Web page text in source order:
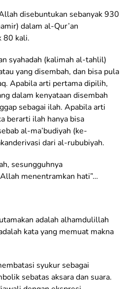
disebuntukan sebanyak 930
dalam al-Qur’an
80 kali.
syahadah (kalimah al-tahlil)
yang disembah, dan bisa pula
Apabila arti pertama dipilih,
dalam kenyataan disembah
sebagai ilah. Apabila arti
berarti ilah hanya bisa
al-ma’budiyah (ke-
dari al-rububiyah.
sesungguhnya
menentramkan hati”…
adalah alhamdulillah
kata yang memuat makna
syukur sebagai
sebatas aksara dan suara.